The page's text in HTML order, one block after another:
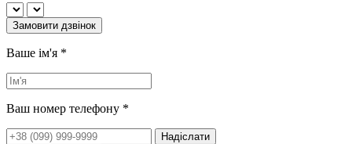
Замовити дзвінок
Ваше ім'я *
Ваш номер телефону *
Надіслати